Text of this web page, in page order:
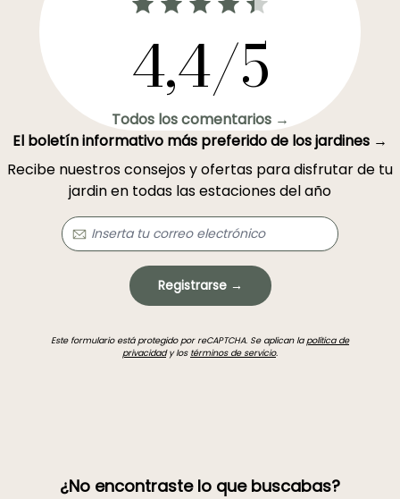
4,4/5
Todos los comentarios →
El boletín informativo más preferido de los jardines →
Recibe nuestros consejos y ofertas para disfrutar de tu
jardin en todas las estaciones del año
Registrarse →
Este formulario está protegido por reCAPTCHA. Se aplican lapolítica de
privacidady los términos de servicio.
¿No encontraste lo que buscabas?